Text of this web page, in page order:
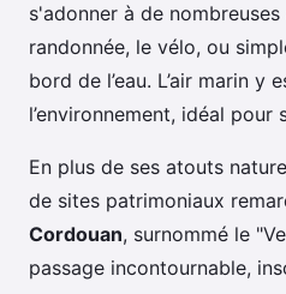
s'adonner à de
randonnée, le vélo, ou
bord de l’eau. L’air marin y
l’environnement, idéal pour
En plus de ses atouts
de sites patrimoniaux
Cordouan, surnommé le
passage incontournable,